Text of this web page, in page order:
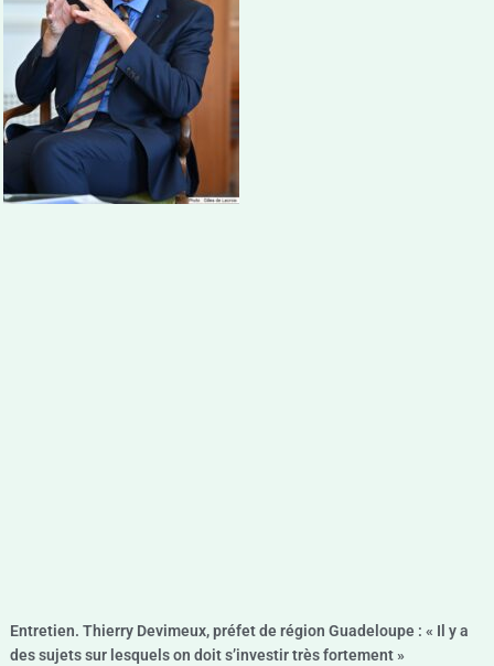
Entretien. Thierry Devimeux, préfet de région Guadeloupe : « Il y a
des sujets sur lesquels on doit s’investir très fortement »